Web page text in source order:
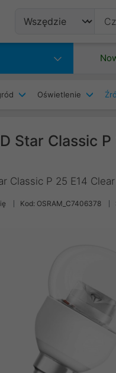
Oświetlenie
Star Classic
Classic P 25 E14
Kod: OSRAM_C7406378